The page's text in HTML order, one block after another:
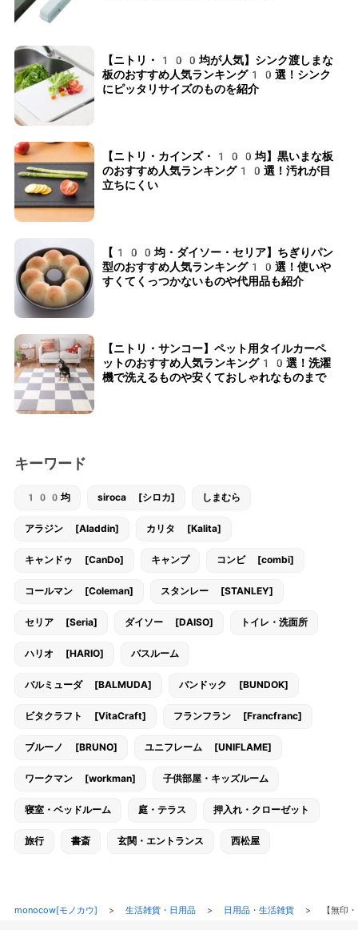
【ニトリ・100均が人気】シンク渡しまな
板のおすすめ人気ランキング10選！シンク
にピッタリサイズのものを紹介
【ニトリ・カインズ・100均】黒いまな板
のおすすめ人気ランキング10選！汚れが目
立ちにくい
【100均・ダイソー・セリア】ちぎりパン
型のおすすめ人気ランキング10選！使いや
すくてくっつかないものや代用品も紹介
【ニトリ・サンコー】ペット用タイルカーペ
ットのおすすめ人気ランキング10選！洗濯
機で洗えるものや安くておしゃれなものまで
キーワード
100均 siroca [シロカ] しまむら
アラジン [Aladdin] カリタ [Kalita]
キャンドゥ [CanDo] キャンプ コンビ [combi]
コールマン [Coleman] スタンレー [STANLEY]
セリア [Seria] ダイソー [DAISO] トイレ・洗面所
ハリオ [HARIO] バスルーム
バルミューダ [BALMUDA] バンドック [BUNDOK]
ビタクラフト [VitaCraft] フランフラン [Francfranc]
ブルーノ [BRUNO] ユニフレーム [UNIFLAME]
ワークマン [workman] 子供部屋・キッズルーム
寝室・ベッドルーム 庭・テラス 押入れ・クローゼット
旅行 書斎 玄関・エントランス 西松屋
monocow[モノカウ] > 生活雑貨・日用品> 日用品・生活雑貨> 【無印